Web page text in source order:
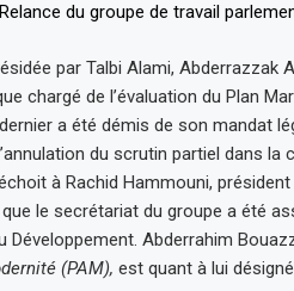
par Talbi Alami,
chargé de l’évaluation du Plan
a été démis de son mandat
du scrutin partiel dans la
à Rachid Hammouni,
le secrétariat du groupe a été
Développement. Abderrahim
(PAM), est quant à lui